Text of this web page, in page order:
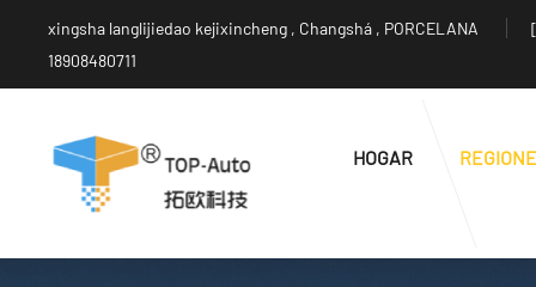
xingsha langlijiedao kejixincheng , Changshá , PORCELANA
18908480711
HOGAR